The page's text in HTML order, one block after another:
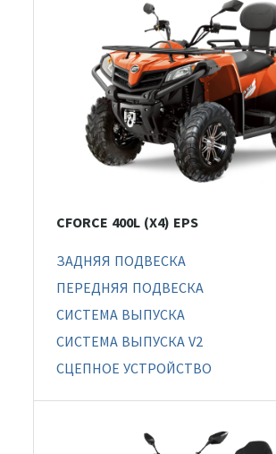
CFORCE 400L (X4) EPS
ЗАДНЯЯ ПОДВЕСКА
ПЕРЕДНЯЯ ПОДВЕСКА
СИСТЕМА ВЫПУСКА
СИСТЕМА ВЫПУСКА V2
СЦЕПНОЕ УСТРОЙСТВО